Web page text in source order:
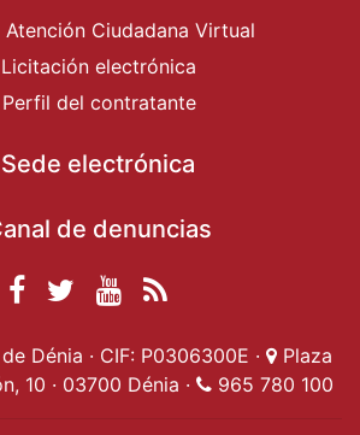
Atención Ciudadana Virtual
Licitación electrónica
del contratante
Sede electrónica
de denuncias
Facebook
Ayuntamiento de
Dénia
Ayuntamiento de
Dénia
Ayuntamiento
de Dénia
Actualidad
Dénia · CIF: P0306300E ·
Plaza
10 · 03700 Dénia ·
965 780 100